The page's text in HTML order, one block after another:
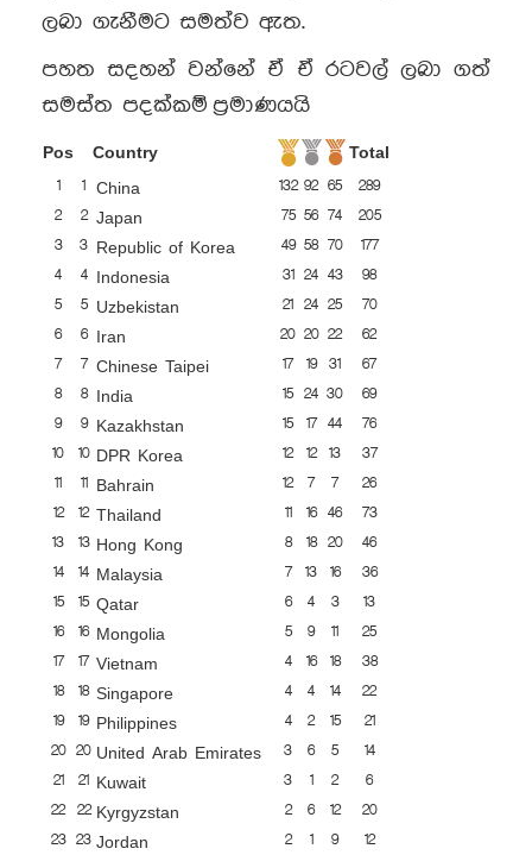
ලබා ගැනීමට සමත්ව ඇත.
පහත සදහන් වන්නේ ඒ ඒ රටවල් ලබා ගත්
සමස්ත පදක්කම් ප්‍රමාණයයි
Pos Country
Total
1
1 China 132 92 65
289
2
2 Japan 75 56 74
205
3
3 Republic of Korea 49 58 70
177
4
4 Indonesia 31 24 43
98
5
5 Uzbekistan 21 24 25
70
6
6 Iran 20 20 22
62
7
7 Chinese Taipei 17 19 31
67
8
8 India 15 24 30
69
9
9 Kazakhstan 15 17 44
76
10
10 DPR Korea 12 12 13
37
11
11 Bahrain 12 7 7
26
12
12 Thailand 11 16 46
73
13
13 Hong Kong 8 18 20
46
14
14 Malaysia 7 13 16
36
15
15 Qatar 6 4 3
13
16
16 Mongolia 5 9 11
25
17
17 Vietnam 4 16 18
38
18
18 Singapore 4 4 14
22
19
19 Philippines 4 2 15
21
20
20 United Arab Emirates 3 6 5
14
21
21 Kuwait 3 1 2
6
22
22 Kyrgyzstan 2 6 12
20
23
23 Jordan 2 1 9
12